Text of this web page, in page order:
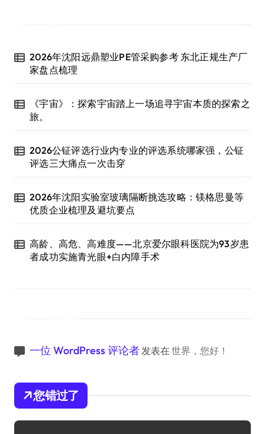
2026年沈阳远鼎塑业PE管采购参考 东北正规生产厂
家盘点梳理
《宇宙》：探索宇宙踏上一场追寻宇宙本质的探索之
旅。
2026公钲评选行业内专业的评选系统哪家强，公钲
评选三大痛点一次击穿
2026年沈阳实验室玻璃隔断挑选攻略：镁格思曼等
优质企业梳理及避坑要点
高龄、高危、高难度——北京爱尔眼科医院为93岁患
者成功实施青光眼+白内障手术
一位 WordPress 评论者发表在 世界，您好！
您错过了